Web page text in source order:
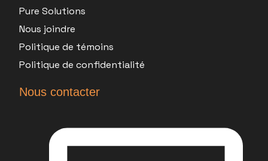
Pure Solutions
Nous joindre
Politique de témoins
Politique de confidentialité
Nous contacter